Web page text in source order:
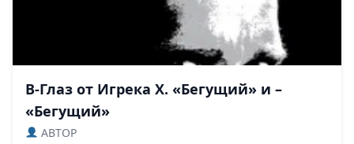
В-Глаз от Игрека Х. «Бегущий» и –
«Бегущий»
ABTOP